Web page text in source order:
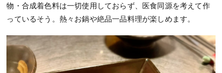
物・合成着色料は一切使用しておらず、医食同源を考えて作
っているそう。熱々お鍋や絶品一品料理が楽しめます。